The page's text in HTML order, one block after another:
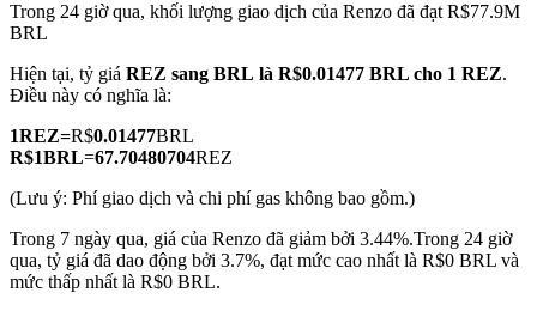
Phái sinh cổ phiếu, ngoại hối, kim loại quý và hàng hóa
Trong 24 giờ qua, khối lượng giao dịch của Renzo đã đạt R$77.9M
BRL
Hiện tại, tỷ giá REZ sang BRL là R$0.01477 BRL cho 1 REZ.
Điều này có nghĩa là:
1REZ=R$0.01477BRL
R$1BRL=67.70480704REZ
(Lưu ý: Phí giao dịch và chi phí gas không bao gồm.)
Trong 7 ngày qua, giá của Renzo đã giảm bởi 3.44%.Trong 24 giờ
qua, tỷ giá đã dao động bởi 3.7%, đạt mức cao nhất là R$0 BRL và
mức thấp nhất là R$0 BRL.